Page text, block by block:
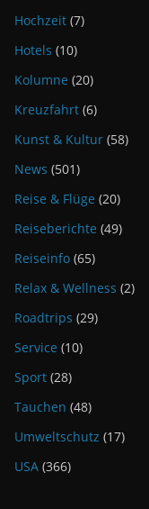
Hochzeit (7)
Hotels (10)
Kolumne (20)
Kreuzfahrt (6)
Kunst & Kultur (58)
News (501)
Reise & Flüge (20)
Reiseberichte (49)
Reiseinfo (65)
Relax & Wellness (2)
Roadtrips (29)
Service (10)
Sport (28)
Tauchen (48)
Umweltschutz (17)
USA (366)